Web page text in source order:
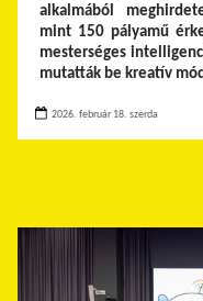
alkalmából
mint 150 pályamű
mesterséges
mutatták be kreatív
2026. február 18. szerda